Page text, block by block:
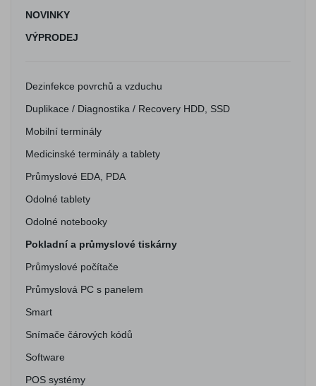
NOVINKY
VÝPRODEJ
Dezinfekce povrchů a vzduchu
Duplikace / Diagnostika / Recovery HDD, SSD
Mobilní terminály
Medicinské terminály a tablety
Průmyslové EDA, PDA
Odolné tablety
Odolné notebooky
Pokladní a průmyslové tiskárny
Průmyslové počítače
Průmyslová PC s panelem
Smart
Snímače čárových kódů
Software
POS systémy